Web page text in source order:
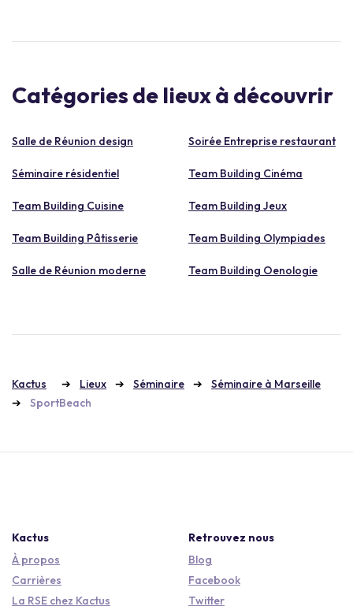
Catégories de lieux à découvrir
Salle de Réunion design Soirée Entreprise restaurant
Séminaire résidentiel Team Building Cinéma
Team Building Cuisine Team Building Jeux
Team Building Pâtisserie Team Building Olympiades
Salle de Réunion moderne Team Building Oenologie
Kactus Lieux Séminaire
Séminaire à Marseille
SportBeach
Kactus
À propos
Carrières
La RSE chez Kactus
Retrouvez nous
Blog
Facebook
Twitter